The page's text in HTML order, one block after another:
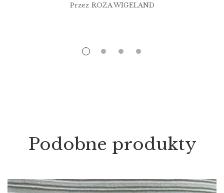
Przez ROZA WIGELAND
Podobne produkty